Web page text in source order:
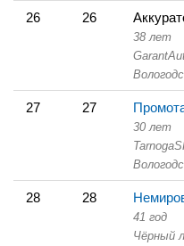
26 26
38 лет
27 27
30 лет
28 28
41 год
Чёрный